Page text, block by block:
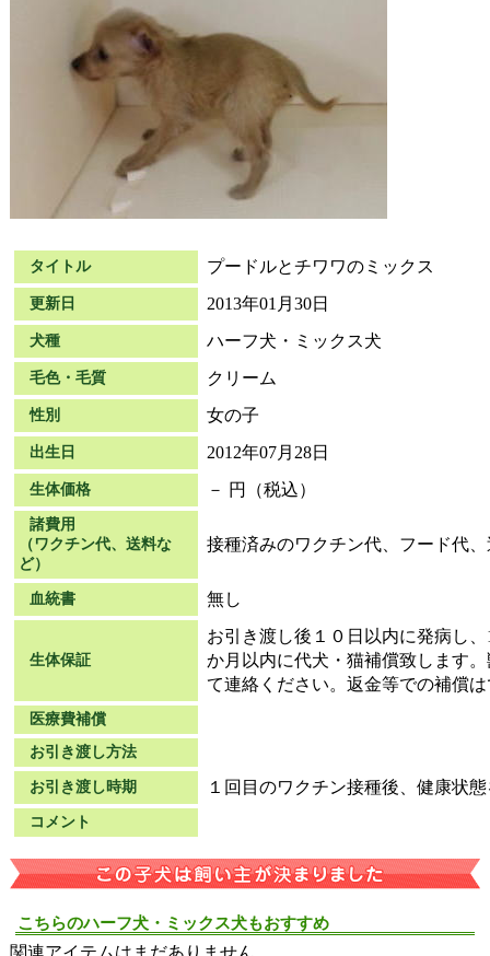
タイトル プードルとチワワのミックス
更新日 2013年01月30日
犬種 ハーフ犬・ミックス犬
毛色・毛質 クリーム
性別 女の子
出生日 2012年07月28日
生体価格 － 円（税込）
諸費用
（ワクチン代、送料な
ど）
接種済みのワクチン代、フード代
血統書 無し
生体保証
お引き渡し後１０日以内に発病し
か月以内に代犬・猫補償致します
て連絡ください。返金等での補償
医療費補償
お引き渡し方法
お引き渡し時期 １回目のワクチン接種後、健康状
コメント
こちらのハーフ犬・ミックス犬もおすすめ